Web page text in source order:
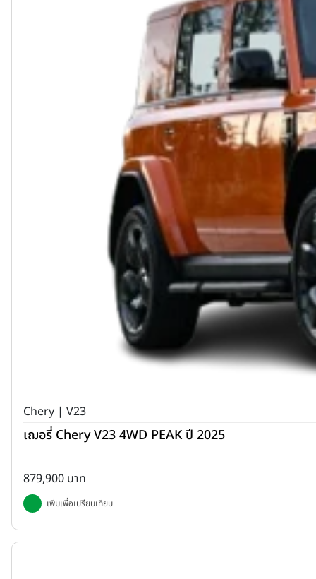
Chery | V23
เฌอรี่ Chery V23 4WD PEAK ปี 2025
879,900 บาท
เพิ่มเพื่อเปรียบเทียบ